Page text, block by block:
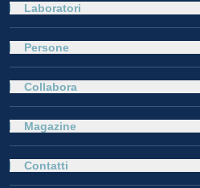
Laboratori
Persone
Collabora
Magazine
Contatti